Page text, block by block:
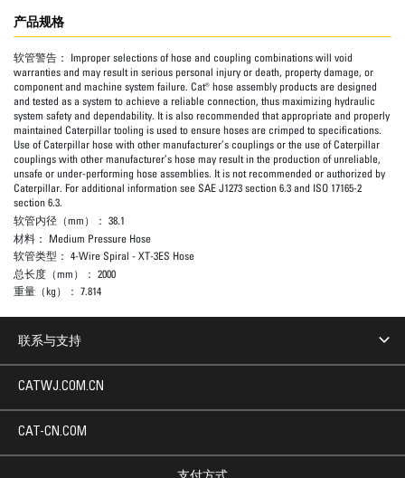
产品规格
软管警告： Improper selections of hose and coupling combinations will void
warranties and may result in serious personal injury or death, property damage, or
component and machine system failure. Cat® hose assembly products are designed
and tested as a system to achieve a reliable connection, thus maximizing hydraulic
system safety and dependability. It is also recommended that appropriate and properly
maintained Caterpillar tooling is used to ensure hoses are crimped to specifications.
Use of Caterpillar hose with other manufacturer’s couplings or the use of Caterpillar
couplings with other manufacturer’s hose may result in the production of unreliable,
unsafe or under-performing hose assemblies. It is not recommended or authorized by
Caterpillar. For additional information see SAE J1273 section 6.3 and ISO 17165-2
section 6.3.
软管内径（mm）： 38.1
材料： Medium Pressure Hose
软管类型： 4-Wire Spiral - XT-3ES Hose
总长度（mm）： 2000
重量（kg）： 7.814
联系与支持
CATWJ.COM.CN
CAT-CN.COM